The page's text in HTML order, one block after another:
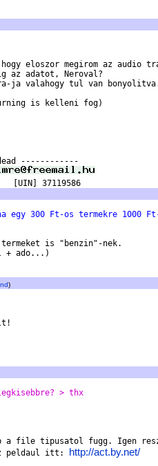
eloszor megirom az audio
az adatot, Neroval?
ja valahogy tul van
is kelleni fog)
------------
egy 300 Ft-os termekre 1000
is "benzin"-nek.
+ ado...)
)
> thx
a file tipusatol fugg. Igen
peldaul itt: http://act.by.net/